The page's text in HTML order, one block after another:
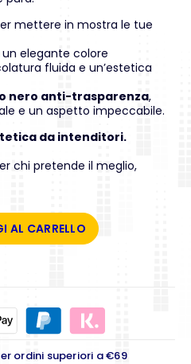
mettere in mostra le tue
un elegante colore
fluida e un’estetica
nero anti-trasparenza,
e un aspetto impeccabile.
da intenditori.
chi pretende il meglio,
AL CARRELLO
ordini superiori a €69